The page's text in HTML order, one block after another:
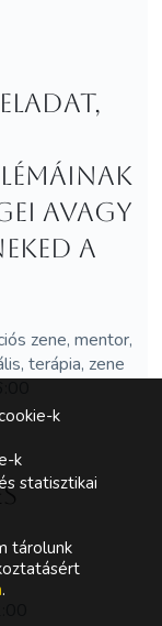
avagy
a
zene, mentor,
terápia, zene
k
k
statisztikai
tárolunk
.